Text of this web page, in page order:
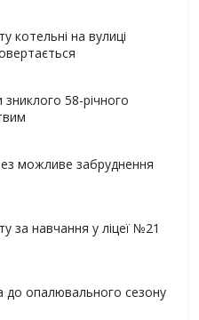
котельні на вулиці
58-річного
можливе забруднення
за навчання у ліцеї №21
до опалювального сезону